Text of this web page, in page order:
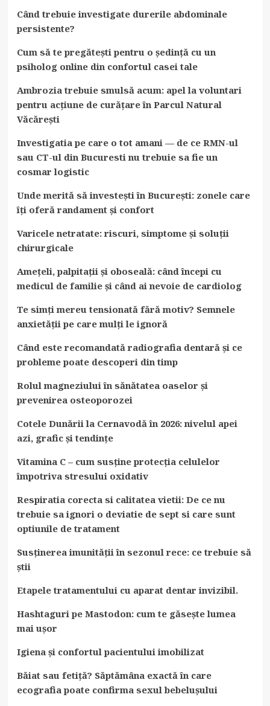
Când trebuie investigate durerile abdominale
persistente?
Cum să te pregătești pentru o ședință cu un
psiholog online din confortul casei tale
Ambrozia trebuie smulsă acum: apel la voluntari
pentru acțiune de curățare în Parcul Natural
Văcărești
Investigatia pe care o tot amani — de ce RMN-ul
sau CT-ul din Bucuresti nu trebuie sa fie un
cosmar logistic
Unde merită să investești în București: zonele care
îți oferă randament și confort
Varicele netratate: riscuri, simptome și soluții
chirurgicale
Amețeli, palpitații și oboseală: când începi cu
medicul de familie și când ai nevoie de cardiolog
Te simți mereu tensionată fără motiv? Semnele
anxietății pe care mulți le ignoră
Când este recomandată radiografia dentară și ce
probleme poate descoperi din timp
Rolul magneziului în sănătatea oaselor și
prevenirea osteoporozei
Cotele Dunării la Cernavodă în 2026: nivelul apei
azi, grafic și tendințe
Vitamina C – cum susține protecția celulelor
împotriva stresului oxidativ
Respiratia corecta si calitatea vietii: De ce nu
trebuie sa ignori o deviatie de sept si care sunt
optiunile de tratament
Susținerea imunității în sezonul rece: ce trebuie să
știi
Etapele tratamentului cu aparat dentar invizibil.
Hashtaguri pe Mastodon: cum te găsește lumea
mai ușor
Igiena și confortul pacientului imobilizat
Băiat sau fetiță? Săptămâna exactă în care
ecografia poate confirma sexul bebelușului